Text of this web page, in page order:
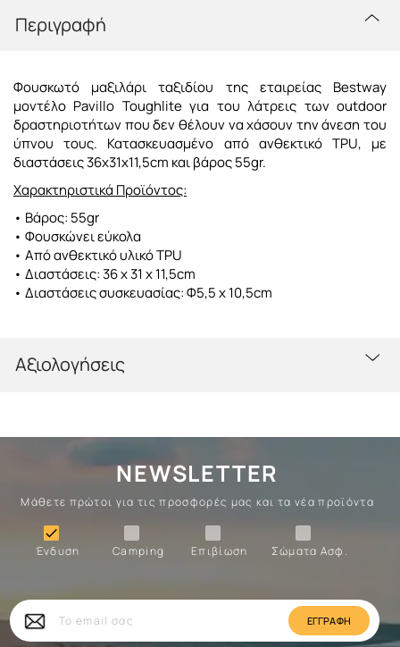
Περιγραφή
Φουσκωτό μαξιλάρι ταξιδίου της εταιρείας Bestway
μοντέλο Pavillo Toughlite για του λάτρεις των outdoor
δραστηριοτήτων που δεν θέλουν να χάσουν την άνεση του
ύπνου τους. Κατασκευασμένο από ανθεκτικό TPU, με
διαστάσεις 36x31x11,5cm και βάρος 55gr.
Χαρακτηριστικά Προϊόντος:
• Βάρος: 55gr
• Φουσκώνει εύκολα
• Από ανθεκτικό υλικό TPU
• Διαστάσεις: 36 x 31 x 11,5cm
• Διαστάσεις συσκευασίας: Φ5,5 x 10,5cm
Αξιολογήσεις
NEWSLETTER
Μάθετε πρώτοι για τις προσφορές μας και τα νέα προϊόντα
Σώματα Ασφ.
Επιβίωση
Camping
Ένδυση

Ένδυση
Το
email
σας